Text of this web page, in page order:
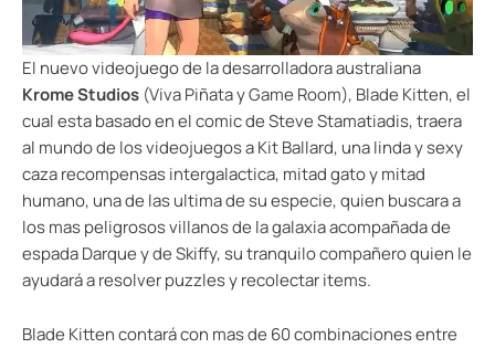
El nuevo videojuego de la desarrolladora australiana
Krome Studios (Viva Piñata y Game Room), Blade Kitten, el
cual esta basado en el comic de Steve Stamatiadis, traera
al mundo de los videojuegos a Kit Ballard, una linda y sexy
caza recompensas intergalactica, mitad gato y mitad
humano, una de las ultima de su especie, quien buscara a
los mas peligrosos villanos de la galaxia acompañada de
espada Darque y de Skiffy, su tranquilo compañero quien le
ayudará a resolver puzzles y recolectar items.
Blade Kitten contará con mas de 60 combinaciones entre